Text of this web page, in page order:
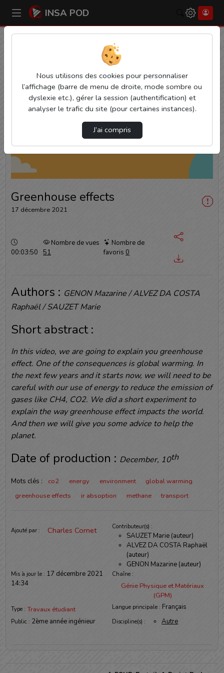
INSA POD Rechercher
Greenhouse effects
Lire
la
vidéo
Greenhouse effects
17 décembre 2021
Durée :
00:03:50
Nombre de vues
51
Nombre de
favoris 0
Authors : GENON Mazarine / ALVEZ DA COSTA
Raphaël / SAUZET Marie
Short abstract :
In this video, we are going to explain you greenhouse
effect. One of the consequences is global warming. In
the next few years and it starts now, we will need to be
careful with our use of energy to reduce the emission of
gases like CH4, CO2. We did a short experiment to
explain the way greenhouse effect impacts the world.
And then we will give you some advice to help the
planet.
Date of production : December, 10th
Mots clés : co2 energy environment
global warming
greenhouse effects
ir absoption methane transport
Informations
Ajouté par : Charles Cornet Contributeur(s) :
SAUZET Marie (auteur)
ALVEZ DA COSTA Raphaël
(auteur)
GENON Mazarine (auteur)
Mis à jour le : 17 décembre 2021
14:34
Chaîne :
Génie Physique et Matériaux
(GPM)
Type : Travaux étudiant Langue principale : Français
Public : 2ème année ingénieur Discipline(s) : Autre
Nous utilisons des cookies pour personnaliser
l’affichage (barre de menu de droite, mode sombre ou
dyslexie etc.), gérer la session (authentification) et
analyser le trafic du site (pour certaines instances).
J’ai compris